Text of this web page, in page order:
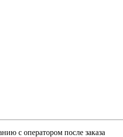
с оператором после заказа